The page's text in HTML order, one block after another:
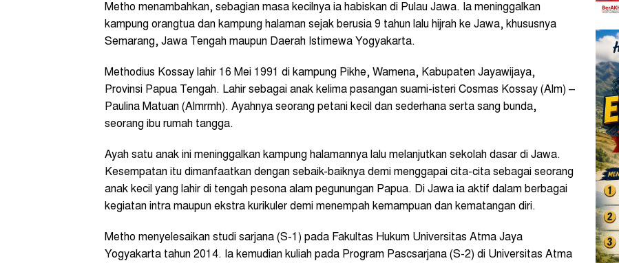
Metho menambahkan, sebagian masa kecilnya ia habiskan di Pulau Jawa. Ia meninggalkan
kampung orangtua dan kampung halaman sejak berusia 9 tahun lalu hijrah ke Jawa, khususnya
Semarang, Jawa Tengah maupun Daerah Istimewa Yogyakarta.
Methodius Kossay lahir 16 Mei 1991 di kampung Pikhe, Wamena, Kabupaten Jayawijaya,
Provinsi Papua Tengah. Lahir sebagai anak kelima pasangan suami-isteri Cosmas Kossay (Alm) –
Paulina Matuan (Almrmh). Ayahnya seorang petani kecil dan sederhana serta sang bunda,
seorang ibu rumah tangga.
Ayah satu anak ini meninggalkan kampung halamannya lalu melanjutkan sekolah dasar di Jawa.
Kesempatan itu dimanfaatkan dengan sebaik-baiknya demi menggapai cita-cita sebagai seorang
anak kecil yang lahir di tengah pesona alam pegunungan Papua. Di Jawa ia aktif dalam berbagai
kegiatan intra maupun ekstra kurikuler demi menempah kemampuan dan kematangan diri.
Metho menyelesaikan studi sarjana (S-1) pada Fakultas Hukum Universitas Atma Jaya
Yogyakarta tahun 2014. Ia kemudian kuliah pada Program Pascsarjana (S-2) di Universitas Atma